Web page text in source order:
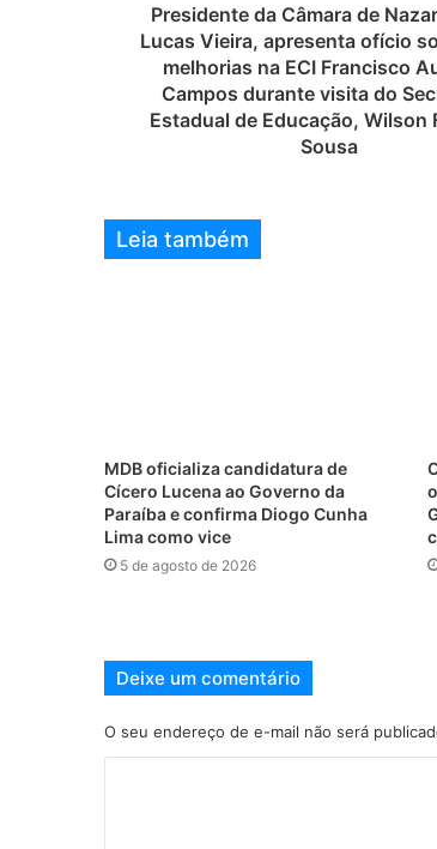
Presidente da Câmara de
Lucas Vieira, apresenta ofício
melhorias na ECI Francisco
Campos durante visita do
Estadual de Educação, Wilson
Sousa
Leia também
MDB oficializa candidatura de
Cícero Lucena ao Governo da
Paraíba e confirma Diogo Cunha
Lima como vice
5 de agosto de 2026
Deixe um comentário
O seu endereço de e-mail não será